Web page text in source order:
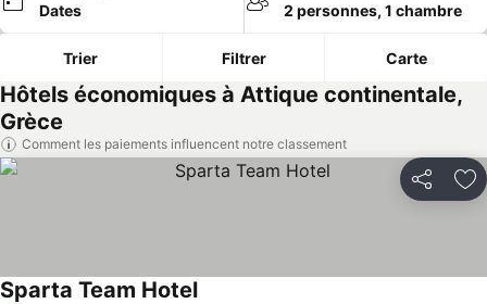
Dates 2 personnes, 1 chambre
Trier Filtrer Carte
Hôtels économiques à Attique continentale,
Grèce
Comment les paiements influencent notre classement
Partager
Sparta Team Hotel